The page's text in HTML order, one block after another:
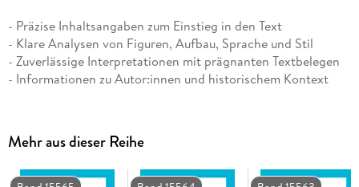
- Präzise Inhaltsangaben zum Einstieg in den Text
- Klare Analysen von Figuren, Aufbau, Sprache und Stil
- Zuverlässige Interpretationen mit prägnanten Textbelegen
- Informationen zu Autor:innen und historischem Kontext
- Prüfungsaufgaben mit Lösungshinweisen
- Zentrale Begriffe und Definitionen als Lernglossar
Mehr aus dieser Reihe